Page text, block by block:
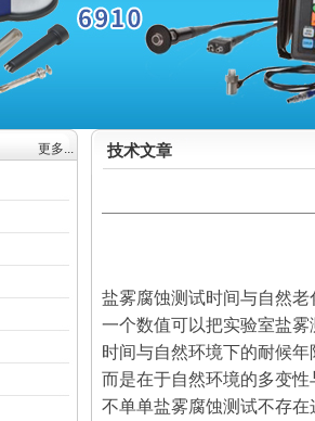
更多... 技术文章
盐雾腐蚀测试时间与自然
一个数值可以把实验室盐
时间与自然环境下的耐候
而是在于自然环境的多变性
不单单盐雾腐蚀测试不存